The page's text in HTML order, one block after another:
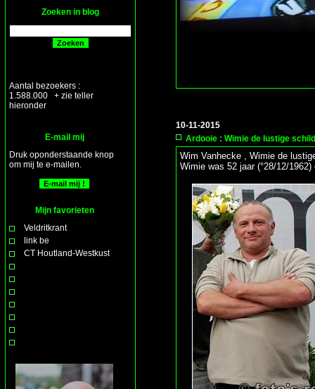
Zoeken in blog
Aantal bezoekers :
1.588.000 + zie teller
hieronder
E-mail mij
Druk oponderstaande knop
om mij te e-mailen.
Mijn favorieten
Veldritkrant
link be
CT Houtland-Westkust
10-11-2015
Ardooie : Wimie de lustige
Wim Vanhecke , Wimie de
Wimie was 52 jaar (°28/12/